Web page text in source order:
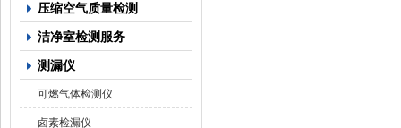
压缩空气质量检测
洁净室检测服务
测漏仪
可燃气体检测仪
卤素检漏仪